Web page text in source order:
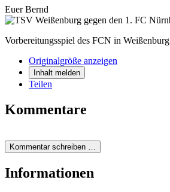
Euer Bernd
Vorbereitungsspiel des FCN in Weißenburg
Originalgröße anzeigen
Inhalt melden
Teilen
Kommentare
Kommentar schreiben …
Informationen